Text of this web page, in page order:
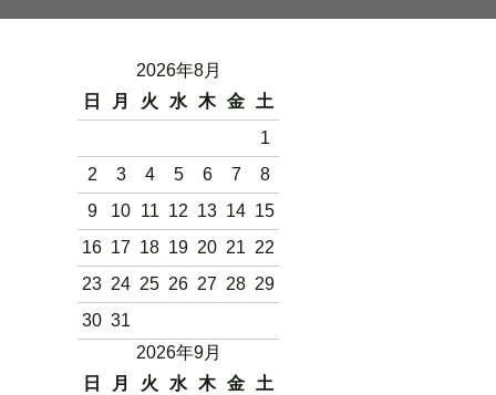
2026年8月
日
月 火 水 木 金
土
1
2
3 4 5 6 7
8
9
10 11 12 13 14 15
16 17 18 19 20 21 22
23 24 25 26 27 28 29
30 31
2026年9月
日
月 火 水 木 金 土